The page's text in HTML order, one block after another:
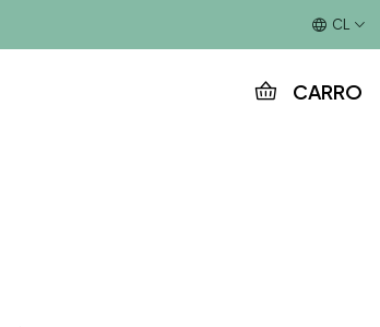
CARRO
CL